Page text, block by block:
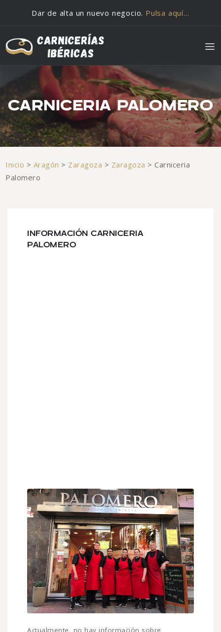
Dar de alta un nuevo negocio. Pulsa aquí…
CARNICERIA PALOMERO
Inicio > Aragón > Zaragoza > Zaragoza >Carniceria
Palomero
INFORMACIÓN CARNICERIA
PALOMERO
Actualmente, no hay información sobre